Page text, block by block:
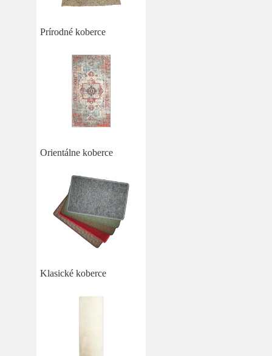
Prírodné koberce
Orientálne koberce
Klasické koberce